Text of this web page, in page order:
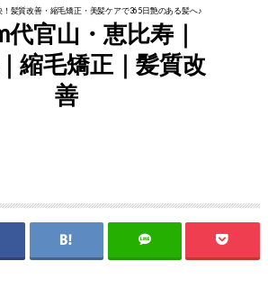
！髪質改善・縮毛矯正・美髪ケアで365日艶のある髪へ♪
官山・恵比寿｜
縮毛矯正｜髪質改
善